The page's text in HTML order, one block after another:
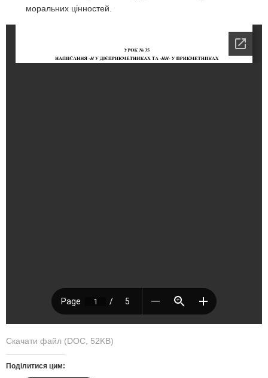
моральних цінностей.
Скачати файл (DOC, 52KB)
Поділитися цим: